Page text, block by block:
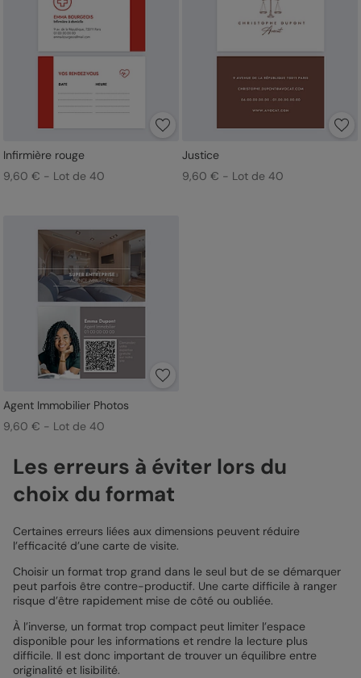
Infirmière rouge
9,60 € - Lot de 40
Justice
9,60 € - Lot de 40
Agent Immobilier Photos
9,60 € - Lot de 40
Les erreurs à éviter lors du
choix du format
Certaines erreurs liées aux dimensions peuvent réduire
l’efficacité d’une carte de visite.
Choisir un format trop grand dans le seul but de se démarquer
peut parfois être contre-productif. Une carte difficile à ranger
risque d’être rapidement mise de côté ou oubliée.
À l’inverse, un format trop compact peut limiter l’espace
disponible pour les informations et rendre la lecture plus
difficile. Il est donc important de trouver un équilibre entre
originalité et lisibilité.